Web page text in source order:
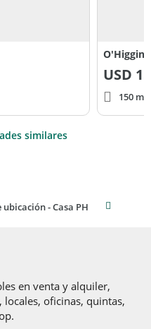
USD
150
similares
- Casa PH
en venta y alquiler,
oficinas, quintas,